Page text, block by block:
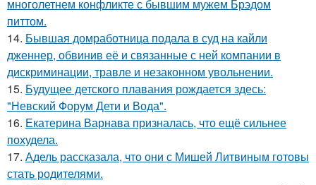
многолетнем конфликте с бывшим мужем Брэдом
питтом.
14. Бывшая домработница подала в суд на кайли
дженнер, обвинив её и связанные с ней компании в
дискриминации, травле и незаконном увольнении.
15. Будущее детского плавания рождается здесь:
"Невский Форум Дети и Вода".
16. Екатерина Варнава призналась, что ещё сильнее
похудела.
17. Адель рассказала, что они с Мишей Литвиным готовы
стать родителями.